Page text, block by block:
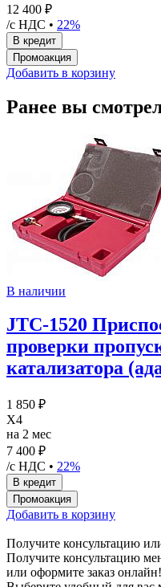
12 400 ₽
/с НДС • 22%
Добавить в корзину
Ранее вы
В наличии
JTC-1520
проверки
катализатора
1 850 ₽
X4
на 2 мес
7 400 ₽
/с НДС • 22%
Добавить в корзину
Получите консультацию
Получите консультацию
или оформите заказ онлайн!